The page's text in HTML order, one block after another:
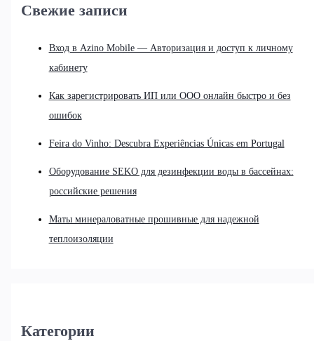
Свежие записи
Вход в Azino Mobile — Авторизация и доступ к личному
кабинету
Как зарегистрировать ИП или ООО онлайн быстро и без
ошибок
Feira do Vinho: Descubra Experiências Únicas em Portugal
Оборудование SEKO для дезинфекции воды в бассейнах:
российские решения
Маты минераловатные прошивные для надежной
теплоизоляции
Категории